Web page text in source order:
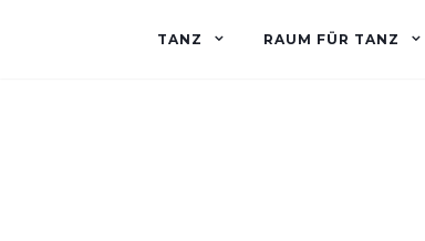
TANZ RAUM FÜR TANZ